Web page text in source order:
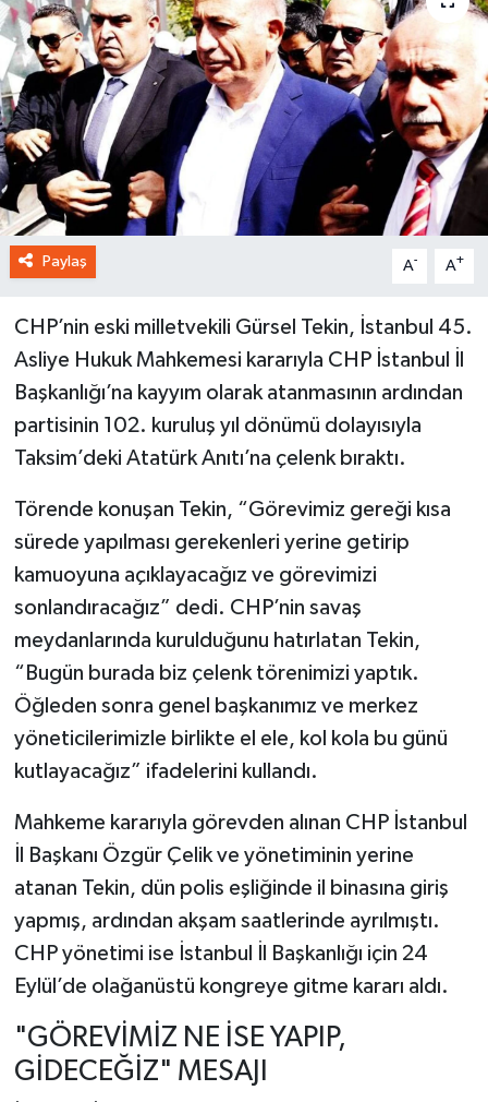
Paylaş A- A+
CHP’nin eski milletvekili Gürsel Tekin, İstanbul 45.
Asliye Hukuk Mahkemesi kararıyla CHP İstanbul İl
Başkanlığı’na kayyım olarak atanmasının ardından
partisinin 102. kuruluş yıl dönümü dolayısıyla
Taksim’deki Atatürk Anıtı’na çelenk bıraktı.
Törende konuşan Tekin, “Görevimiz gereği kısa
sürede yapılması gerekenleri yerine getirip
kamuoyuna açıklayacağız ve görevimizi
sonlandıracağız” dedi. CHP’nin savaş
meydanlarında kurulduğunu hatırlatan Tekin,
“Bugün burada biz çelenk törenimizi yaptık.
Öğleden sonra genel başkanımız ve merkez
yöneticilerimizle birlikte el ele, kol kola bu günü
kutlayacağız” ifadelerini kullandı.
Mahkeme kararıyla görevden alınan CHP İstanbul
İl Başkanı Özgür Çelik ve yönetiminin yerine
atanan Tekin, dün polis eşliğinde il binasına giriş
yapmış, ardından akşam saatlerinde ayrılmıştı.
CHP yönetimi ise İstanbul İl Başkanlığı için 24
Eylül’de olağanüstü kongreye gitme kararı aldı.
"GÖREVİMİZ NE İSE YAPIP,
GİDECEĞİZ" MESAJI